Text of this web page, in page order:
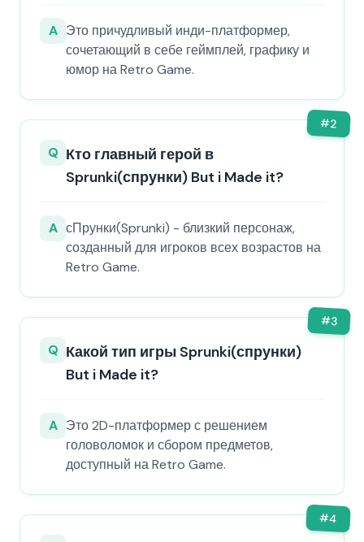
A Это причудливый инди-платформер,
сочетающий в себе геймплей, графику и
юмор на Retro Game.
#2
Q Кто главный герой в
Sprunki(спрунки) But i Made it?
A сПрунки(Sprunki) - близкий персонаж,
созданный для игроков всех возрастов на
Retro Game.
#3
Q Какой тип игры Sprunki(спрунки)
But i Made it?
A Это 2D-платформер с решением
головоломок и сбором предметов,
доступный на Retro Game.
#4